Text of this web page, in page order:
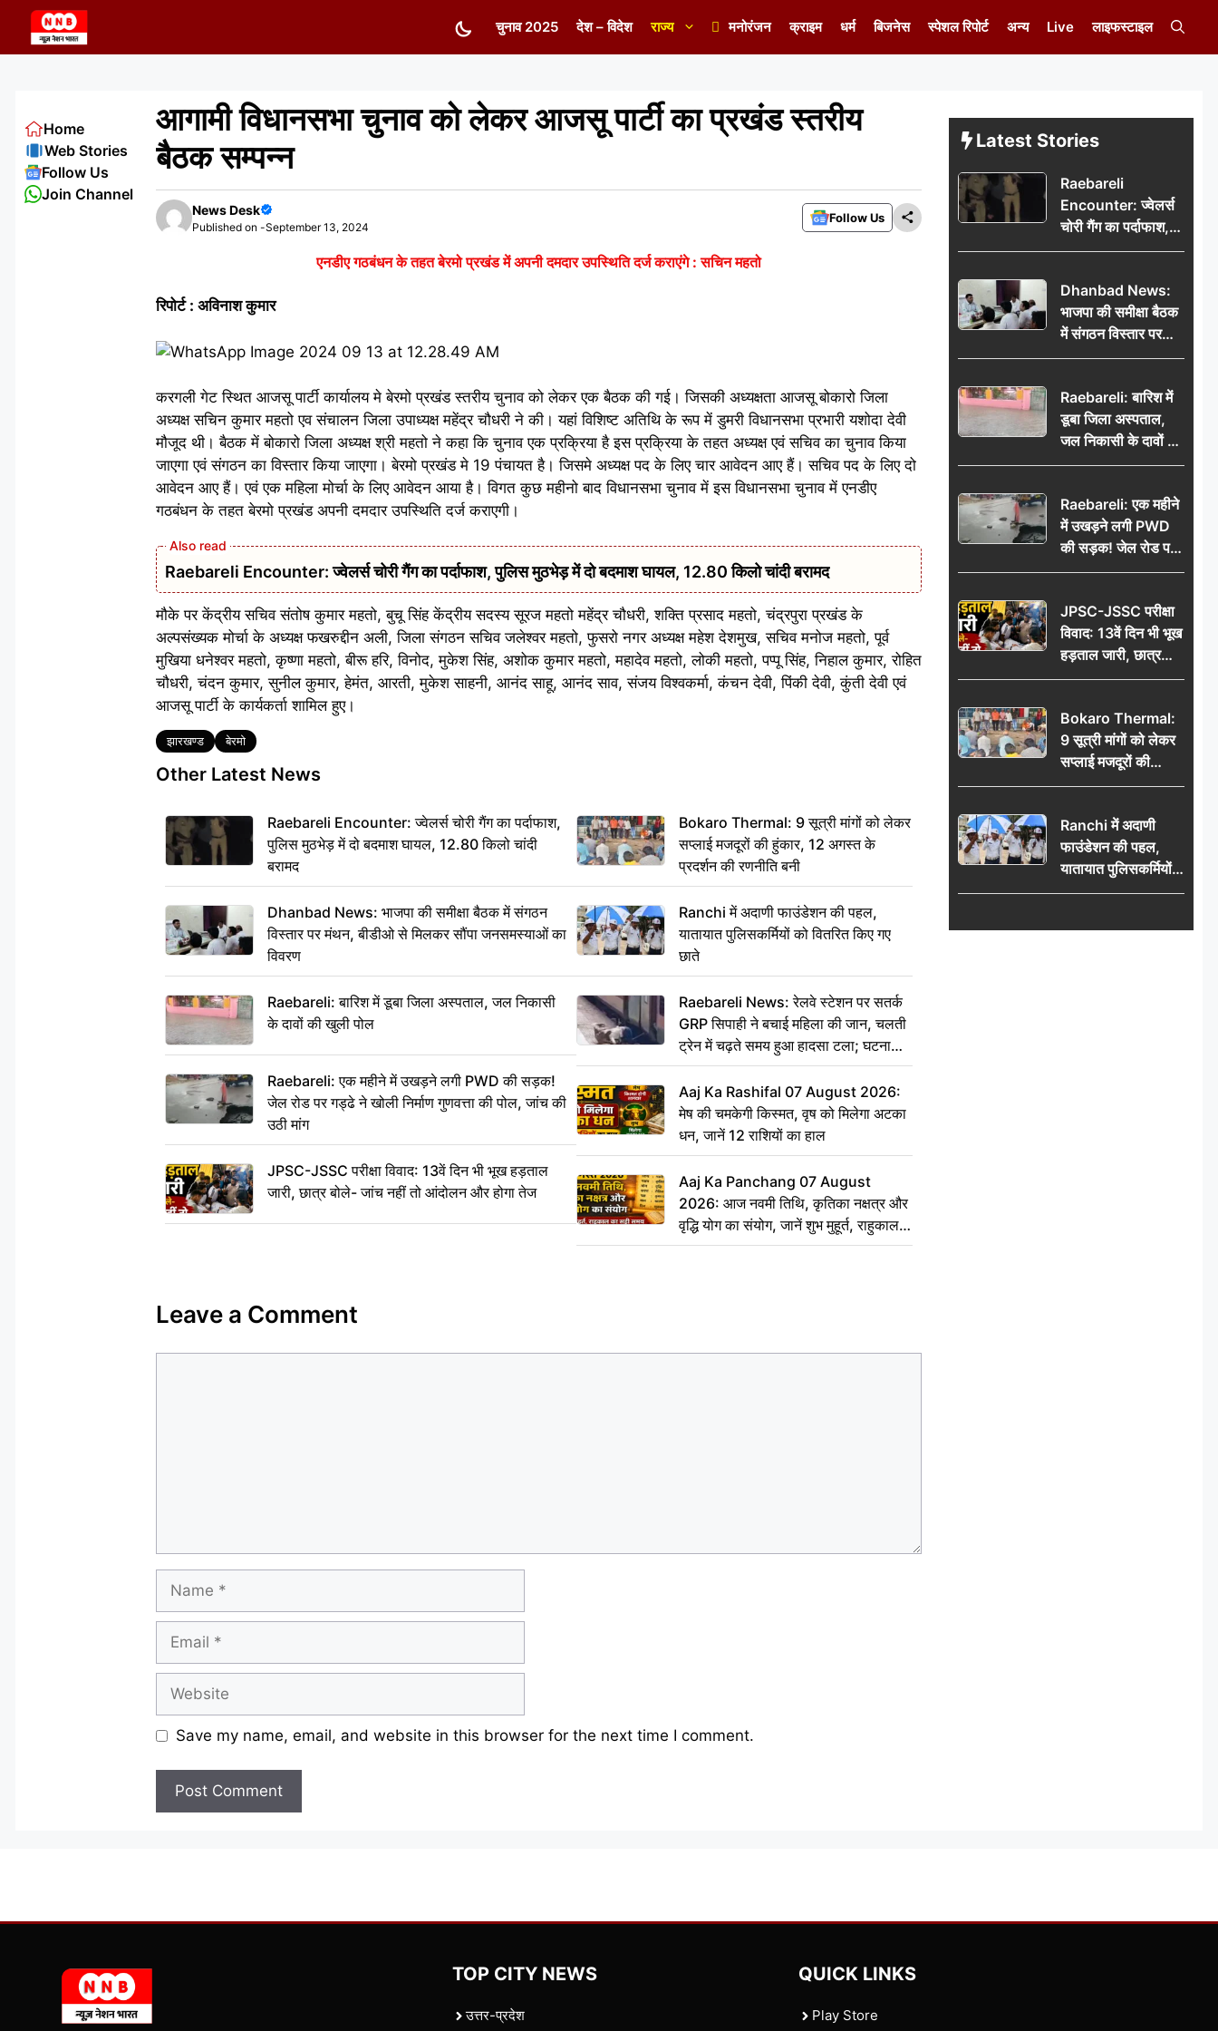
content
चुनाव 2025 देश – विदेश राज्य मनोरंजन क्राइम धर्म बिजनेस स्पेशल रिपोर्ट अन्य Live लाइफस्टाइल
आगामी विधानसभा चुनाव को लेकर आजसू पार्टी का प्रखंड स्तरीय
बैठक सम्पन्न
News Desk
Published on -September 13, 2024
Follow Us
एनडीए गठबंधन के तहत बेरमो प्रखंड में अपनी दमदार उपस्थिति दर्ज कराएंगे : सचिन महतो
रिपोर्ट : अविनाश कुमार
करगली गेट स्थित आजसू पार्टी कार्यालय मे बेरमो प्रखंड स्तरीय चुनाव को लेकर एक बैठक की गई। जिसकी अध्यक्षता आजसू बोकारो जिला
अध्यक्ष सचिन कुमार महतो एव संचालन जिला उपाध्यक्ष महेंद्र चौधरी ने की। यहां विशिष्ट अतिथि के रूप में डुमरी विधानसभा प्रभारी यशोदा देवी
मौजूद थी। बैठक में बोकारो जिला अध्यक्ष श्री महतो ने कहा कि चुनाव एक प्रक्रिया है इस प्रक्रिया के तहत अध्यक्ष एवं सचिव का चुनाव किया
जाएगा एवं संगठन का विस्तार किया जाएगा। बेरमो प्रखंड मे 19 पंचायत है। जिसमे अध्यक्ष पद के लिए चार आवेदन आए हैं। सचिव पद के लिए दो
आवेदन आए हैं। एवं एक महिला मोर्चा के लिए आवेदन आया है। विगत कुछ महीनो बाद विधानसभा चुनाव में इस विधानसभा चुनाव में एनडीए
गठबंधन के तहत बेरमो प्रखंड अपनी दमदार उपस्थिति दर्ज कराएगी।
Raebareli Encounter: ज्वेलर्स चोरी गैंग का पर्दाफाश, पुलिस मुठभेड़ में दो बदमाश घायल, 12.80 किलो चांदी बरामद
मौके पर केंद्रीय सचिव संतोष कुमार महतो, बुचू सिंह केंद्रीय सदस्य सूरज महतो महेंद्र चौधरी, शक्ति प्रसाद महतो, चंद्रपुरा प्रखंड के
अल्पसंख्यक मोर्चा के अध्यक्ष फखरुद्दीन अली, जिला संगठन सचिव जलेश्वर महतो, फुसरो नगर अध्यक्ष महेश देशमुख, सचिव मनोज महतो, पूर्व
मुखिया धनेश्वर महतो, कृष्णा महतो, बीरू हरि, विनोद, मुकेश सिंह, अशोक कुमार महतो, महादेव महतो, लोकी महतो, पप्पू सिंह, निहाल कुमार, रोहित
चौधरी, चंदन कुमार, सुनील कुमार, हेमंत, आरती, मुकेश साहनी, आनंद साहू, आनंद साव, संजय विश्वकर्मा, कंचन देवी, पिंकी देवी, कुंती देवी एवं
आजसू पार्टी के कार्यकर्ता शामिल हुए।
Tags
झारखण्ड बेरमो
Other Latest News
Raebareli Encounter: ज्वेलर्स चोरी गैंग का पर्दाफाश,
पुलिस मुठभेड़ में दो बदमाश घायल, 12.80 किलो चांदी
बरामद
Dhanbad News: भाजपा की समीक्षा बैठक में संगठन
विस्तार पर मंथन, बीडीओ से मिलकर सौंपा जनसमस्याओं का
विवरण
Raebareli: बारिश में डूबा जिला अस्पताल, जल निकासी
के दावों की खुली पोल
Raebareli: एक महीने में उखड़ने लगी PWD की सड़क!
जेल रोड पर गड्ढे ने खोली निर्माण गुणवत्ता की पोल, जांच की
उठी मांग
JPSC-JSSC परीक्षा विवाद: 13वें दिन भी भूख हड़ताल
जारी, छात्र बोले- जांच नहीं तो आंदोलन और होगा तेज
Bokaro Thermal: 9 सूत्री मांगों को लेकर
सप्लाई मजदूरों की हुंकार, 12 अगस्त के
प्रदर्शन की रणनीति बनी
Ranchi में अदाणी फाउंडेशन की पहल,
यातायात पुलिसकर्मियों को वितरित किए गए
छाते
Raebareli News: रेलवे स्टेशन पर सतर्क
GRP सिपाही ने बचाई महिला की जान, चलती
ट्रेन में चढ़ते समय हुआ हादसा टला; घटना
CCTV में कैद
Aaj Ka Rashifal 07 August 2026:
मेष की चमकेगी किस्मत, वृष को मिलेगा अटका
धन, जानें 12 राशियों का हाल
Aaj Ka Panchang 07 August
2026: आज नवमी तिथि, कृतिका नक्षत्र और
वृद्धि योग का संयोग, जानें शुभ मुहूर्त, राहुकाल
का सही समय
Leave a Comment
Save my name, email, and website in this browser for the next time I comment.
Home
Web Stories
Follow Us
Join Channel
Latest Stories
Raebareli
Encounter: ज्वेलर्स
चोरी गैंग का पर्दाफाश,
पुलिस मुठभेड़ में दो
किलो चांदी बरामद
Dhanbad News:
भाजपा की समीक्षा बैठक
में संगठन विस्तार पर
मंथन, बीडीओ से
जनसमस्याओं का विवरण
Raebareli: बारिश में
डूबा जिला अस्पताल,
जल निकासी के दावों की
खुली पोल
Raebareli: एक महीने
में उखड़ने लगी PWD
की सड़क! जेल रोड पर
गड्ढे ने खोली निर्माण
की उठी मांग
JPSC-JSSC परीक्षा
विवाद: 13वें दिन भी भूख
हड़ताल जारी, छात्र
बोले- जांच नहीं तो
Bokaro Thermal:
9 सूत्री मांगों को लेकर
सप्लाई मजदूरों की
हुंकार, 12 अगस्त के
Ranchi में अदाणी
फाउंडेशन की पहल,
यातायात पुलिसकर्मियों
को वितरित किए गए छाते
TOP CITY NEWS
उत्तर-प्रदेश
QUICK LINKS
Play Store